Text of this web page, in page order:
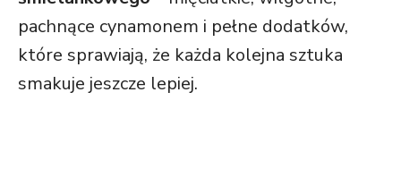
pachnące cynamonem i pełne dodatków,
które sprawiają, że każda kolejna sztuka
smakuje jeszcze lepiej.